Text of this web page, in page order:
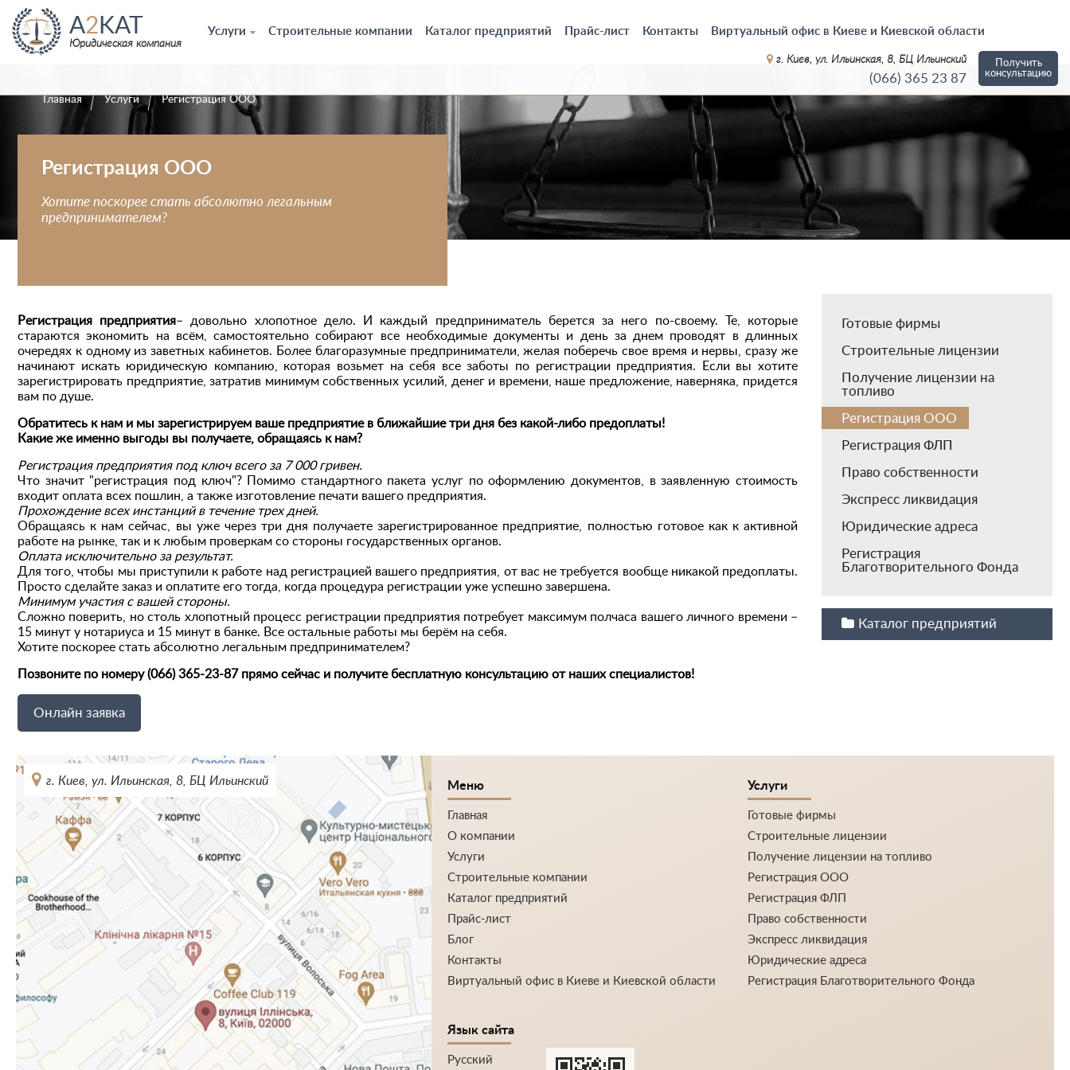
A2 KAT
Юридическая компания
Услуги Строительные компании Каталог предприятий Прайс-лист Контакты Виртуальный офис в Киеве и Киевской области
Получить
консультацию
г. Киев, ул. Ильинская, 8, БЦ Ильинский
(066) 365 23 87
Главная Услуги Регистрация ООО
Регистрация ООО
Хотите поскорее стать абсолютно легальным
предпринимателем?
Регистрация предприятия– довольно хлопотное дело. И каждый предприниматель берется за него по-своему. Те, которые
стараются экономить на всём, самостоятельно собирают все необходимые документы и день за днем проводят в длинных
очередях к одному из заветных кабинетов. Более благоразумные предприниматели, желая поберечь свое время и нервы, сразу же
начинают искать юридическую компанию, которая возьмет на себя все заботы по регистрации предприятия. Если вы хотите
зарегистрировать предприятие, затратив минимум собственных усилий, денег и времени, наше предложение, наверняка, придется
вам по душе.
Обратитесь к нам и мы зарегистрируем ваше предприятие в ближайшие три дня без какой-либо предоплаты!
Какие же именно выгоды вы получаете, обращаясь к нам?
Регистрация предприятия под ключ всего за 7 000 гривен.
Что значит "регистрация под ключ"? Помимо стандартного пакета услуг по оформлению документов, в заявленную стоимость
входит оплата всех пошлин, а также изготовление печати вашего предприятия.
Прохождение всех инстанций в течение трех дней.
Обращаясь к нам сейчас, вы уже через три дня получаете зарегистрированное предприятие, полностью готовое как к активной
работе на рынке, так и к любым проверкам со стороны государственных органов.
Оплата исключительно за результат.
Для того, чтобы мы приступили к работе над регистрацией вашего предприятия, от вас не требуется вообще никакой предоплаты.
Просто сделайте заказ и оплатите его тогда, когда процедура регистрации уже успешно завершена.
Минимум участия с вашей стороны.
Сложно поверить, но столь хлопотный процесс регистрации предприятия потребует максимум полчаса вашего личного времени –
15 минут у нотариуса и 15 минут в банке. Все остальные работы мы берём на себя.
Хотите поскорее стать абсолютно легальным предпринимателем?
Позвоните по номеру (066) 365-23-87 прямо сейчас и получите бесплатную консультацию от наших специалистов!
Онлайн заявка
Готовые фирмы
Строительные лицензии
Получение лицензии на
топливо
Регистрация ООО
Регистрация ФЛП
Право собственности
Экспресс ликвидация
Юридические адреса
Регистрация
Благотворительного Фонда
Каталог предприятий
г. Киев, ул. Ильинская, 8, БЦ Ильинский Меню
Главная
О компании
Услуги
Строительные компании
Каталог предприятий
Прайс-лист
Блог
Контакты
Виртуальный офис в Киеве и Киевской области
Услуги
Готовые фирмы
Строительные лицензии
Получение лицензии на топливо
Регистрация ООО
Регистрация ФЛП
Право собственности
Экспресс ликвидация
Юридические адреса
Регистрация Благотворительного Фонда
Язык сайта
Русский